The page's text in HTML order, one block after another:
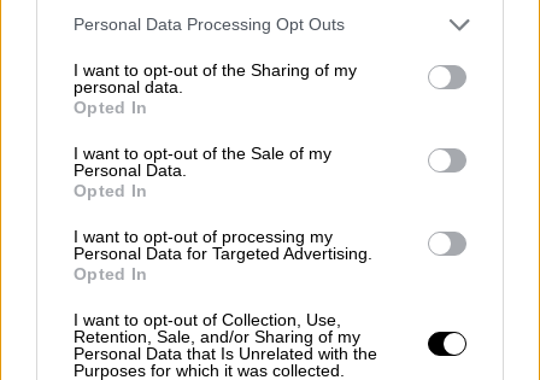
Please note that this website/app uses one or more Google
not limited to your visit or usage behaviour. You may click to
grant or deny consent to Google and its third-party tags to
use your data for below specified purposes in below Google
consent section.
Personal Data Processing Opt Outs
I want to opt-out of the Sharing of my
personal data.
Opted In
I want to opt-out of the Sale of my
Personal Data.
Opted In
I want to opt-out of processing my
Personal Data for Targeted Advertising.
Opted In
I want to opt-out of Collection, Use,
Retention, Sale, and/or Sharing of my
Personal Data that Is Unrelated with the
Purposes for which it was collected.
ευρώ
για το 2022 ενημερώθηκαν 197.373
δικαιούχοι για ποσά ύψους 54,4 εκατ.
ευρώ
Οι διαφοροποιήσεις αφορούν, ενδεικτικά:
μεταβολές στην αξία ή στον αριθμό
δικαιωμάτων ενίσχυσης,
ευρήματα χωρικών και επιτόπιων
ελέγχων σχετικά με την επιλεξιμότητα
εκτάσεων ή ζωικού κεφαλαίου,